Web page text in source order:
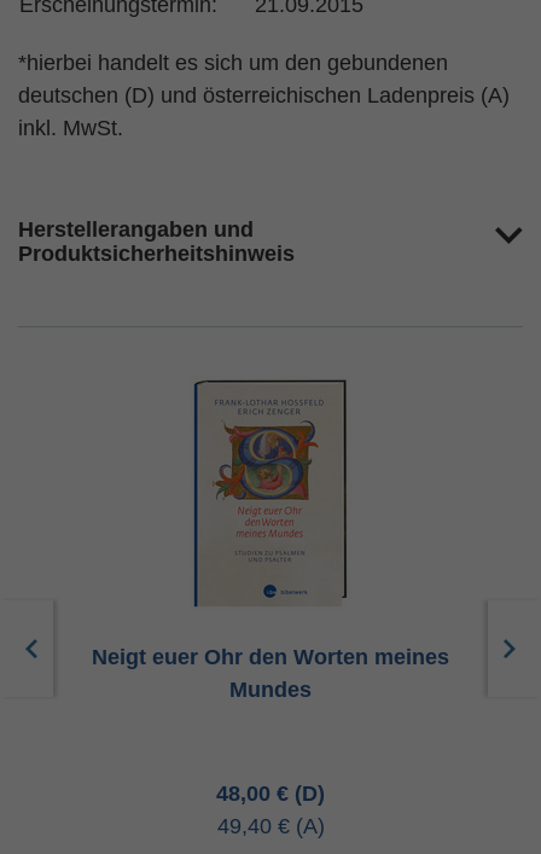
Erscheinungstermin: 21.09.2015
*hierbei handelt es sich um den gebundenen
deutschen (D) und österreichischen Ladenpreis (A)
inkl. MwSt.
Herstellerangaben und
Produktsicherheitshinweis
Neigt euer Ohr den Worten meines
Mundes
48,00 €
49,40 €